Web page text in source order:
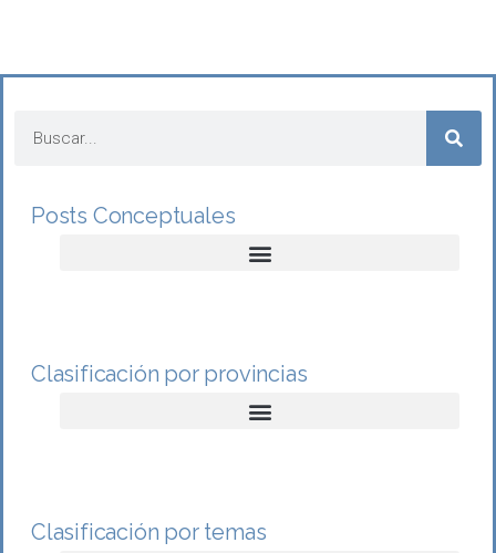
Posts Conceptuales
Clasificación por provincias
Clasificación por temas